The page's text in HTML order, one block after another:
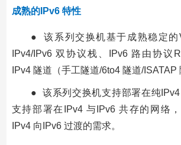
成熟的IPv6 特性
● 该系列交换机基于成熟稳定的
IPv4/IPv6 双协议栈、IPv6 路由协议
IPv4 隧道（手工隧道/6to4 隧道/ISATAP
● 该系列交换机支持部署在纯
支持部署在IPv4 与IPv6 共存的网络
IPv4 向IPv6 过渡的需求。